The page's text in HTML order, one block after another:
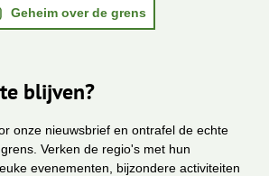
Geheim over de grens
blijven?
onze nieuwsbrief en ontrafel de echte
Verken de regio's met hun
evenementen, bijzondere activiteiten